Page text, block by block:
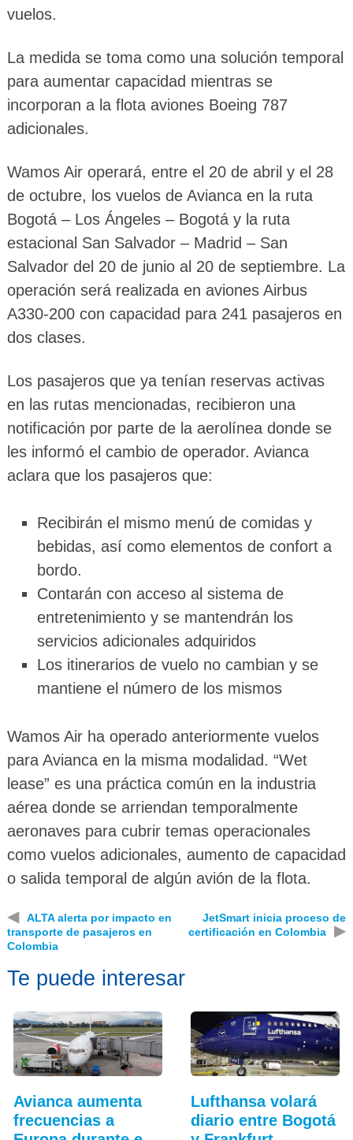
vuelos.
La medida se toma como una solución temporal
para aumentar capacidad mientras se
incorporan a la flota aviones Boeing 787
adicionales.
Wamos Air operará, entre el 20 de abril y el 28
de octubre, los vuelos de Avianca en la ruta
Bogotá – Los Ángeles – Bogotá y la ruta
estacional San Salvador – Madrid – San
Salvador del 20 de junio al 20 de septiembre. La
operación será realizada en aviones Airbus
A330-200 con capacidad para 241 pasajeros en
dos clases.
Los pasajeros que ya tenían reservas activas
en las rutas mencionadas, recibieron una
notificación por parte de la aerolínea donde se
les informó el cambio de operador. Avianca
aclara que los pasajeros que:
Recibirán el mismo menú de comidas y
bebidas, así como elementos de confort a
bordo.
Contarán con acceso al sistema de
entretenimiento y se mantendrán los
servicios adicionales adquiridos
Los itinerarios de vuelo no cambian y se
mantiene el número de los mismos
Wamos Air ha operado anteriormente vuelos
para Avianca en la misma modalidad. “Wet
lease” es una práctica común en la industria
aérea donde se arriendan temporalmente
aeronaves para cubrir temas operacionales
como vuelos adicionales, aumento de capacidad
o salida temporal de algún avión de la flota.
◀
ALTA alerta por impacto en
transporte de pasajeros en
Colombia
JetSmart inicia proceso de
certificación en Colombia
▶
Te puede interesar
Avianca aumenta
frecuencias a
Lufthansa volará
diario entre Bogotá